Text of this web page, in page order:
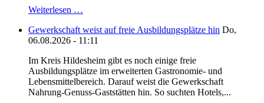
Weiterlesen …
Gewerkschaft weist auf freie Ausbildungsplätze hin Do,
06.08.2026 - 11:11
Im Kreis Hildesheim gibt es noch einige freie
Ausbildungsplätze im erweiterten Gastronomie- und
Lebensmittelbereich. Darauf weist die Gewerkschaft
Nahrung-Genuss-Gaststätten hin. So suchten Hotels,...